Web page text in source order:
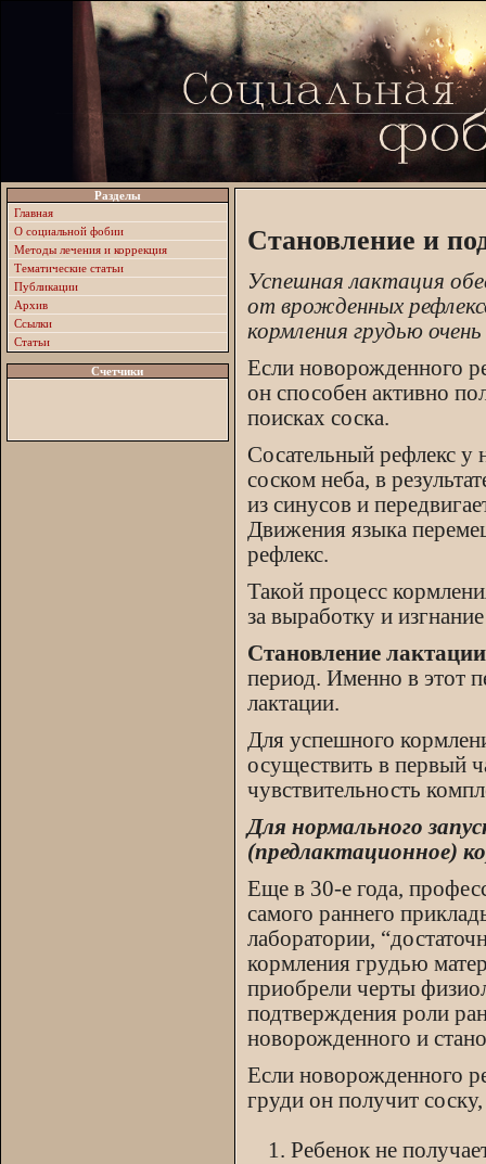
Разделы
Главная
О социальной фобии
Методы лечения и коррекция
Тематические статьи
Публикации
Архив
Ссылки
Статьи
Счетчики
Становление и
Успешная лактация
от врожденных
кормления грудью
Если новорожденного
он способен активно
поисках соска.
Сосательный рефлекс у
соском неба, в
из синусов и
Движения языка
рефлекс.
Такой процесс
за выработку и
Становление лактации
период. Именно в этот
лактации.
Для успешного
осуществить в первый
чувствительность
Для нормального
(предлактационное)
Еще в 30-е года,
самого раннего
лаборатории,
кормления грудью
приобрели черты
подтверждения роли
новорожденного и
Если новорожденного
груди он получит
Ребенок не